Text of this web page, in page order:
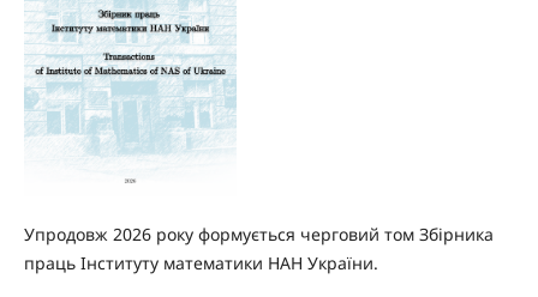
Упродовж 2026 року формується черговий том Збірника
праць Інституту математики НАН України.